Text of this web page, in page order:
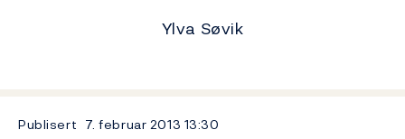
Ylva Søvik
Publisert 7. februar 2013 13:30